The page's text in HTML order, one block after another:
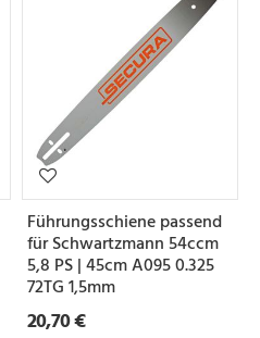
Führungsschiene passend
für Schwartzmann 54ccm
5,8 PS | 45cm A095 0.325
72TG 1,5mm
20,70 €